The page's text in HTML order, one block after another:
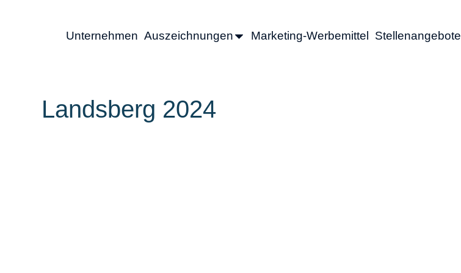
Unternehmen Auszeichnungen Marketing-Werbemittel Stellenangebote
Landsberg 2024